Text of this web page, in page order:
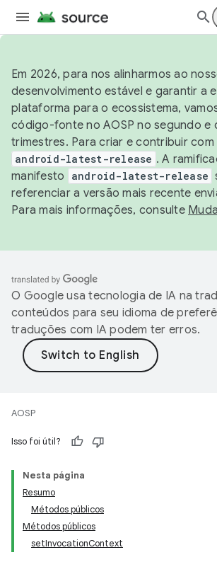
Em 2026, para nos alinharmos ao
desenvolvimento estável e garantir a
plataforma para o ecossistema,
código-fonte no AOSP no segundo e
trimestres. Para criar e contribuir com
android-latest-release . A
manifesto
android-latest-release
referenciar a versão mais recente
Para mais informações, consulte
O Google usa tecnologia de IA na
conteúdos para seu idioma de
traduções com IA podem ter erros.
AOSP
Isso foi útil?
Nesta página
Resumo
Métodos públicos
Métodos públicos
setInvocationContext